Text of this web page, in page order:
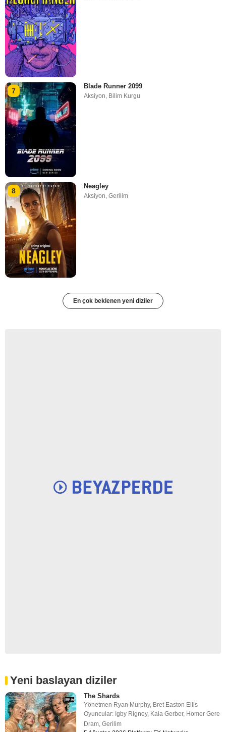
7
Blade Runner 2099
Aksiyon, Bilim Kurgu
8
Neagley
Aksiyon,Gerilim
En çok beklenen yeni diziler
Yeni baslayan diziler
The Shards
Yönetmen Ryan Murphy, Bret Easton Ellis
Oyuncular: Igby Rigney, Kaia Gerber, Homer Gere
Dram ,Gerilim